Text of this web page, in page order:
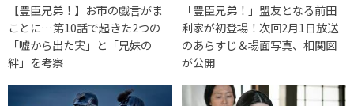
【豊臣兄弟！】お市の戯言がま
ことに…第10話で起きた2つの
「嘘から出た実」と「兄妹の
絆」を考察
「豊臣兄弟！」盟友となる前田
利家が初登場！次回2月1日放送
のあらすじ＆場面写真、相関図
が公開